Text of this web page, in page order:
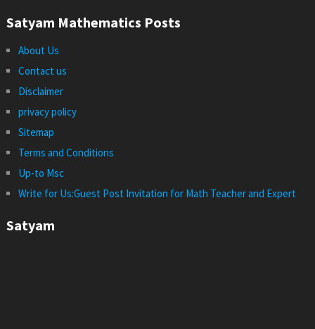
Satyam Mathematics Posts
About Us
Contact us
Disclaimer
privacy policy
Sitemap
Terms and Conditions
Up-to Msc
Write for Us:Guest Post Invitation for Math Teacher and Expert
Satyam